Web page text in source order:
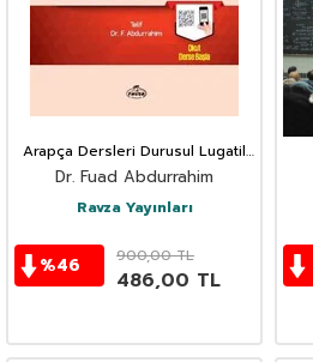
Arapça Dersleri Durusul Lugatil
Arabiyye (Tek Cilt) (4 Kitap
Takım)
Dr. Fuad Abdurrahim
Ravza Yayınları
%46 900,00TL
486,00 TL